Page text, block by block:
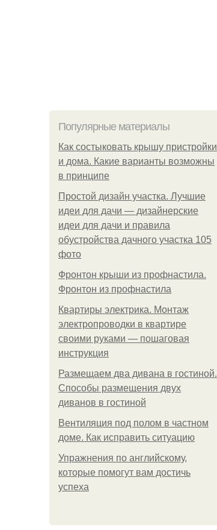
Популярные материалы
Как состыковать крышу пристройки
и дома. Какие варианты возможны
в принципе
Простой дизайн участка. Лучшие
идеи для дачи — дизайнерские
идеи для дачи и правила
обустройства дачного участка 105
фото
Фронтон крыши из профнастила.
Фронтон из профнастила
Квартиры электрика. Монтаж
электропроводки в квартире
своими руками — пошаговая
инструкция
Размещаем два дивана в гостиной.
Способы размещения двух
диванов в гостиной
Вентиляция под полом в частном
доме. Как исправить ситуацию
Упражнения по английскому,
которые помогут вам достичь
успеха